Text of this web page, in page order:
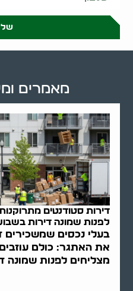
דירות סטודנטים
לפנות שמונה דירות
בעלי נכסים שמשכירים
את האתגר: כולם
מצליחים לפנות שמונה
מאמרים